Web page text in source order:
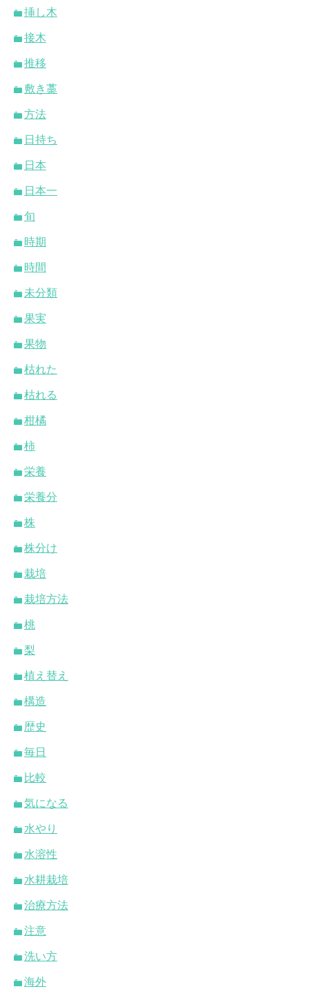
挿し木
接木
推移
敷き藁
方法
日持ち
日本
日本一
旬
時期
時間
未分類
果実
果物
枯れた
枯れる
柑橘
柿
栄養
栄養分
株
株分け
栽培
栽培方法
桃
梨
植え替え
構造
歴史
毎日
比較
気になる
水やり
水溶性
水耕栽培
治療方法
注意
洗い方
海外